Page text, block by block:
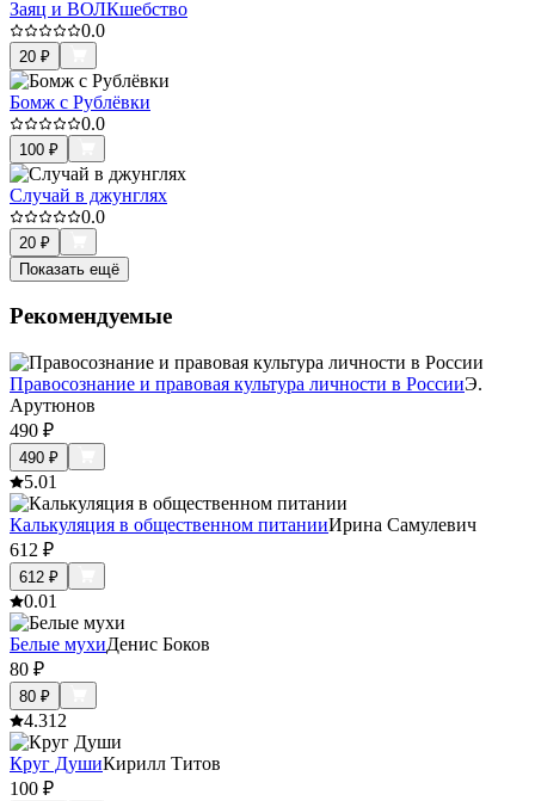
Заяц и ВОЛКшебство
0.0
20 ₽
Бомж с Рублёвки
0.0
100 ₽
Случай в джунглях
0.0
20 ₽
Показать ещё
Рекомендуемые
Правосознание и правовая культура личности в РоссииЭ.
Арутюнов
490 ₽
490 ₽
5.01
Калькуляция в общественном питанииИрина Самулевич
612 ₽
612 ₽
0.01
Белые мухиДенис Боков
80 ₽
80 ₽
4.312
Круг ДушиКирилл Титов
100 ₽